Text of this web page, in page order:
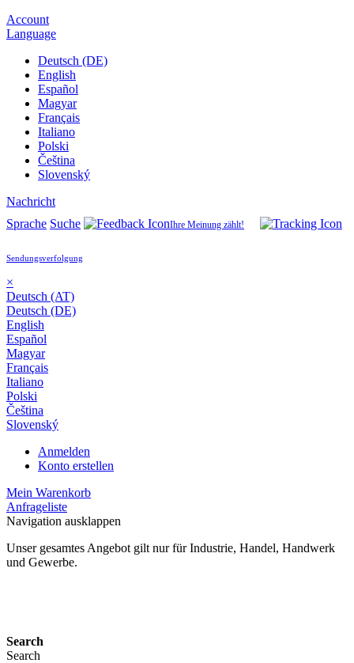
Account
Language
Deutsch (DE)
English
Español
Magyar
Français
Italiano
Polski
Čeština
Slovenský
Nachricht
Sprache Suche Ihre Meinung zählt!
Sendungsverfolgung
×
Deutsch (AT)
Deutsch (DE)
English
Español
Magyar
Français
Italiano
Polski
Čeština
Slovenský
Anmelden
Konto erstellen
Mein Warenkorb
Anfrageliste
Navigation ausklappen
Unser gesamtes Angebot gilt nur für Industrie, Handel, Handwerk
und Gewerbe.
Search
Search